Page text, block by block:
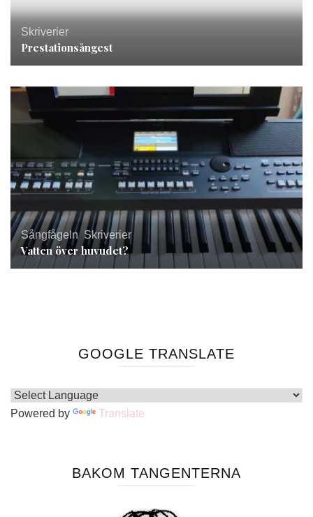
Skriverier
Prestationsångest
Sångfågeln, Skriverier
Vatten över huvudet?
GOOGLE TRANSLATE
Powered by Translate
BAKOM TANGENTERNA